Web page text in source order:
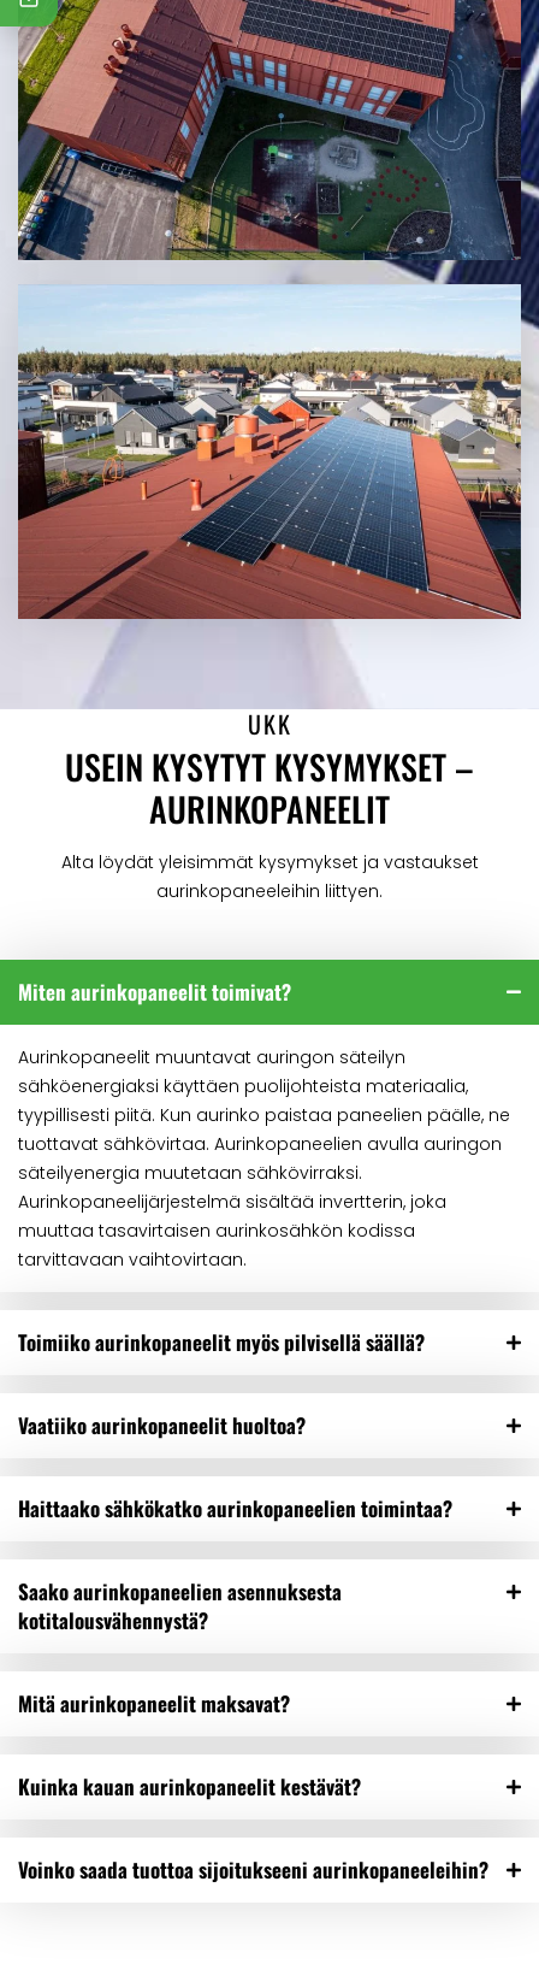
UKK
USEIN KYSYTYT KYSYMYKSET –
AURINKOPANEELIT
Alta löydät yleisimmät kysymykset ja vastaukset
aurinkopaneeleihin liittyen.
Miten aurinkopaneelit toimivat?
Aurinkopaneelit muuntavat auringon säteilyn
sähköenergiaksi käyttäen puolijohteista materiaalia,
tyypillisesti piitä. Kun aurinko paistaa paneelien päälle, ne
tuottavat sähkövirtaa. Aurinkopaneelien avulla auringon
säteilyenergia muutetaan sähkövirraksi.
Aurinkopaneelijärjestelmä sisältää invertterin, joka
muuttaa tasavirtaisen aurinkosähkön kodissa
tarvittavaan vaihtovirtaan.
Toimiiko aurinkopaneelit myös pilvisellä säällä?
Vaatiiko aurinkopaneelit huoltoa?
Haittaako sähkökatko aurinkopaneelien toimintaa?
Saako aurinkopaneelien asennuksesta
kotitalousvähennystä?
Mitä aurinkopaneelit maksavat?
Kuinka kauan aurinkopaneelit kestävät?
Voinko saada tuottoa sijoitukseeni aurinkopaneeleihin?